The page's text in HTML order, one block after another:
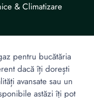
& Climatizare
pentru bucătăria
dacă îți dorești
avansate sau un
astăzi îți pot